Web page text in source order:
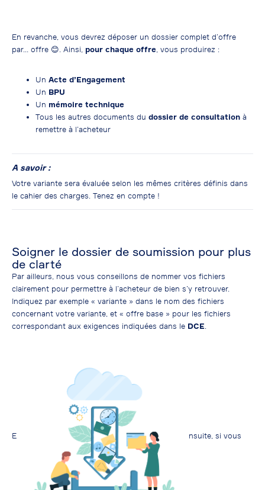
En revanche, vous devrez déposer un dossier complet d’offre
par… offre 😊. Ainsi, pour chaque offre, vous produirez :
Un Acte d’Engagement
Un BPU
Un mémoire technique
Tous les autres documents du dossier de consultation à
remettre à l’acheteur
A savoir :
Votre variante sera évaluée selon les mêmes critères définis dans
le cahier des charges. Tenez en compte !
Soigner le dossier de soumission pour plus
de clarté
Par ailleurs, nous vous conseillons de nommer vos fichiers
clairement pour permettre à l’acheteur de bien s’y retrouver.
Indiquez par exemple « variante » dans le nom des fichiers
concernant votre variante, et « offre base » pour les fichiers
correspondant aux exigences indiquées dans le DCE.
E nsuite, si vous